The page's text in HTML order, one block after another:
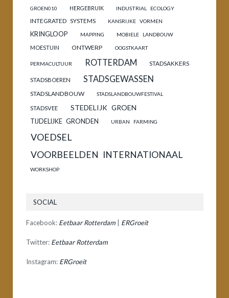
GROEN010 HERGEBRUIK INDUSTRIAL ECOLOGY
INTEGRATED SYSTEMS KANSRIJKE VORMEN
KRINGLOOP MAPPING MOBIELE LANDBOUW
MOESTUIN ONTWERP OOGSTKAART
PERMACULTUUR ROTTERDAM STADSAKKERS
STADSBOEREN STADSGEWASSEN
STADSLANDBOUW STADSLANDBOUWFESTIVAL
STADSVEE STEDELIJK GROEN
TIJDELIJKE GRONDEN URBAN FARMING
VOEDSEL
VOORBEELDEN INTERNATIONAAL
WORKSHOP
SOCIAL
Facebook: Eetbaar Rotterdam ERGroeit
Twitter: Eetbaar Rotterdam
Instagram: ERGroeit